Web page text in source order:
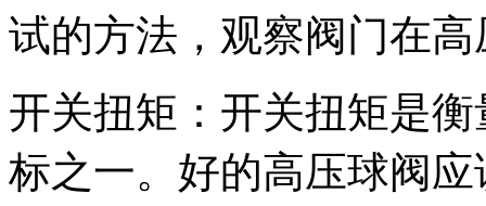
试的方法，观察阀门在
开关扭矩：开关扭矩是
标之一。好的高压球阀